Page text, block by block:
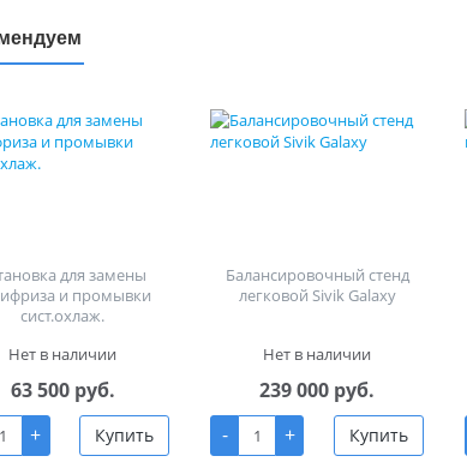
для замены
и промывки
сист.охлаж.
Нет в наличии
63 500 руб.
+ Купить
Балансировочный стенд
легковой Sivik Galaxy
Нет в наличии
239 000 руб.
-
+ Купить